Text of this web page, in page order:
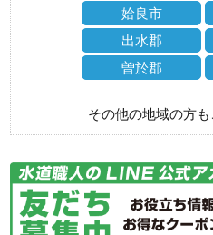
姶良市
出水郡
曽於郡
その他の地域の方も